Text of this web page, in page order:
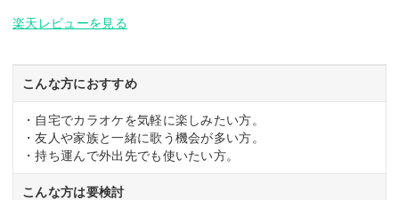
楽天レビューを見る
こんな方におすすめ
・自宅でカラオケを気軽に楽しみたい方。
・友人や家族と一緒に歌う機会が多い方。
・持ち運んで外出先でも使いたい方。
こんな方は要検討